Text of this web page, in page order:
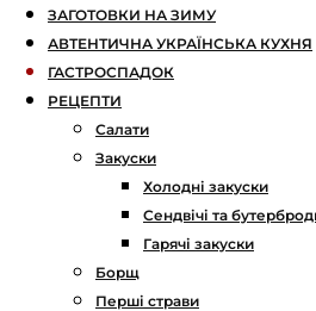
ЗАГОТОВКИ НА ЗИМУ
АВТЕНТИЧНА УКРАЇНСЬКА КУХНЯ
ГАСТРОСПАДОК
РЕЦЕПТИ
Салати
Закуски
Холодні закуски
Сендвічі та
Гарячі закуски
Борщ
Перші страви